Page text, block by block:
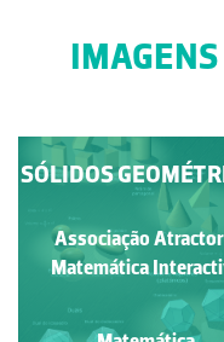
MOINHOS
ALINHADOS
Ana Francisco |
Sebastião
SÓLIDOS
Associação
Matemática